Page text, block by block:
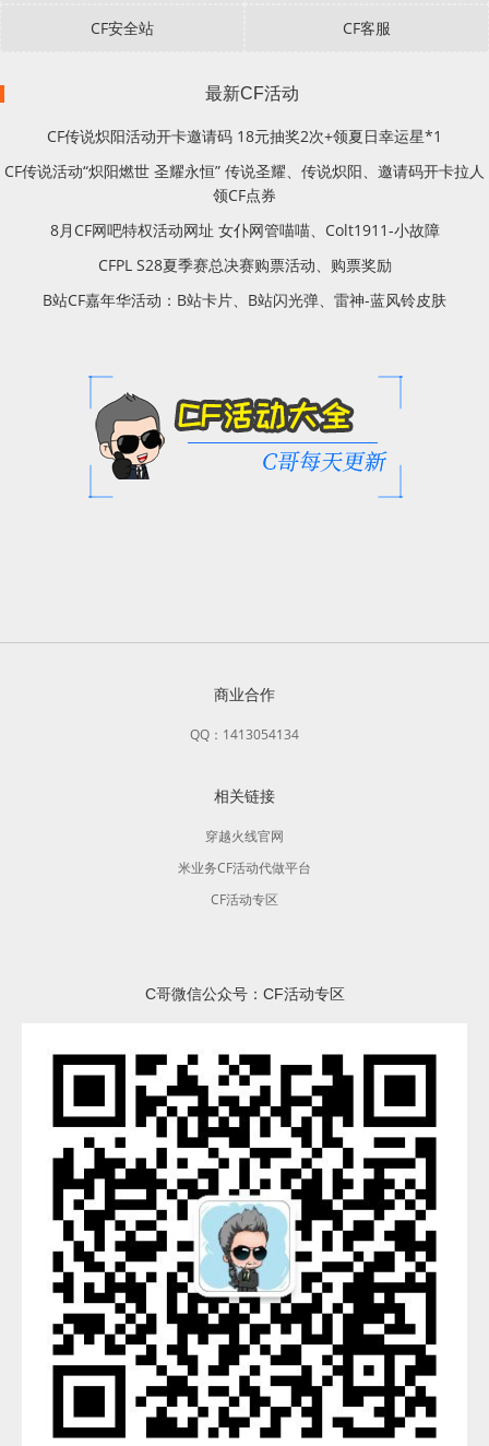
CF安全站 CF客服
最新CF活动
CF传说炽阳活动开卡邀请码 18元抽奖2次+领夏日幸运星*1
CF传说活动“炽阳燃世 圣耀永恒” 传说圣耀、传说炽阳、邀请码开卡拉人
领CF点券
8月CF网吧特权活动网址 女仆网管喵喵、Colt1911-小故障
CFPL S28夏季赛总决赛购票活动、购票奖励
B站CF嘉年华活动：B站卡片、B站闪光弹、雷神-蓝风铃皮肤
商业合作
QQ：1413054134
相关链接
穿越火线官网
米业务CF活动代做平台
CF活动专区
C哥微信公众号：CF活动专区